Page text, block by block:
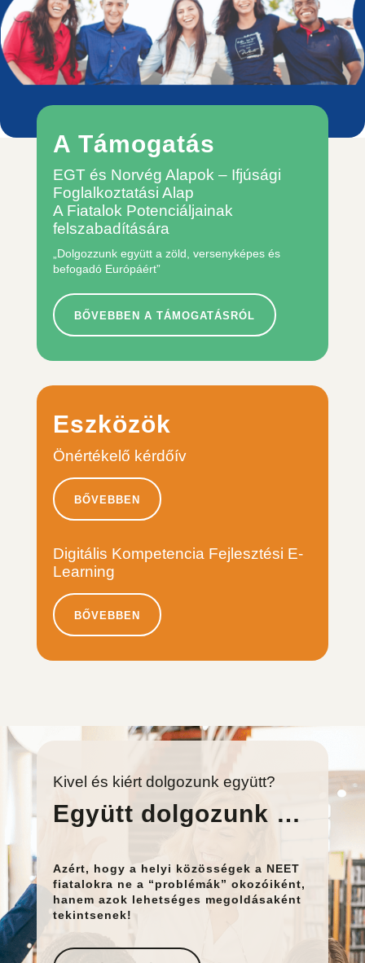
A Támogatás
EGT és Norvég Alapok – Ifjúsági
Foglalkoztatási Alap
A Fiatalok Potenciáljainak
felszabadítására
„Dolgozzunk együtt a zöld, versenyképes és
befogadó Európáért”
BŐVEBBEN A TÁMOGATÁSRÓL
Eszközök
Önértékelő kérdőív
BŐVEBBEN
Digitális Kompetencia Fejlesztési E-
Learning
BŐVEBBEN
Kivel és kiért dolgozunk együtt?
Együtt dolgozunk …
Azért, hogy a helyi közösségek a NEET
fiatalokra ne a “problémák” okozóiként,
hanem azok lehetséges megoldásaként
tekintsenek!